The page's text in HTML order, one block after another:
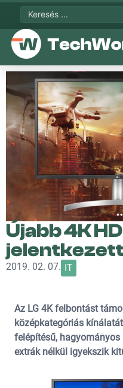
Újabb 4K
jelentkezett
2019. 02. 07. IT
Az LG 4K felbontást
középkategóriás
felépítésű,
extrák nélkül igyekszik